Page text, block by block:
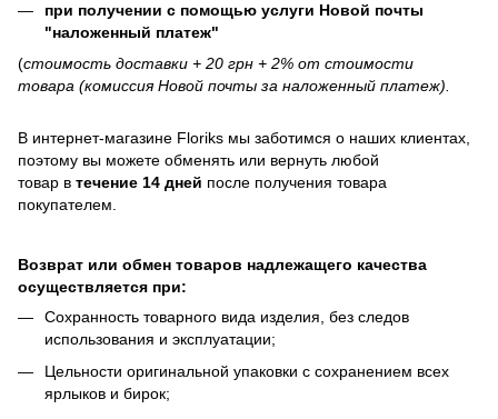
при получении с помощью услуги Новой почты
"наложенный платеж"
(стоимость доставки + 20 грн + 2% от стоимости
товара (комиссия Новой почты за наложенный платеж).
В интернет-магазине Floriks мы заботимся о наших клиентах,
поэтому вы можете обменять или вернуть любой
товар в течение 14 дней после получения товара
покупателем.
Возврат или обмен товаров надлежащего качества
осуществляется при:
Сохранность товарного вида изделия, без следов
использования и эксплуатации;
Цельности оригинальной упаковки с сохранением всех
ярлыков и бирок;